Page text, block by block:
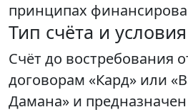
принципах
Тип счёта и условия
Счёт до востребования
договорам «Кард» или
Дамана» и